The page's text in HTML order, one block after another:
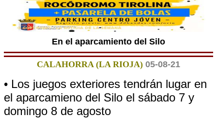
En el aparcamiento del Silo
CALAHORRA (LA RIOJA) 05-08-21
• Los juegos exteriores tendrán lugar en
el aparcamieno del Silo el sábado 7 y
domingo 8 de agosto